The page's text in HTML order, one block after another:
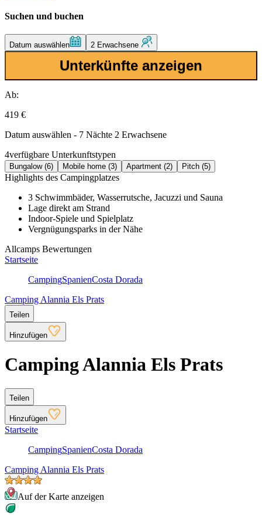
Suchen und buchen
Datum auswählen 2 Erwachsene
Unterkünfte anzeigen
Ab:
419 €
Datum auswählen - 7 Nächte 2 Erwachsene
4verfügbare Unterkunftstypen
Bungalow (6) Mobile home (3) Apartment (2) Pitch (5)
Highlights des Campingplatzes
3 Schwimmbäder, Wasserrutsche, Jacuzzi und Sauna
Lage direkt am Strand
Indoor-Spiele und Spielplatz
Vergnügungsparks in der Nähe
Allcamps Bewertungen
Startseite
CampingSpanienCosta Dorada
Camping Alannia Els Prats
Teilen
Hinzufügen
Camping Alannia Els Prats
Teilen
Hinzufügen
Startseite
CampingSpanienCosta Dorada
Camping Alannia Els Prats
Auf der Karte anzeigen